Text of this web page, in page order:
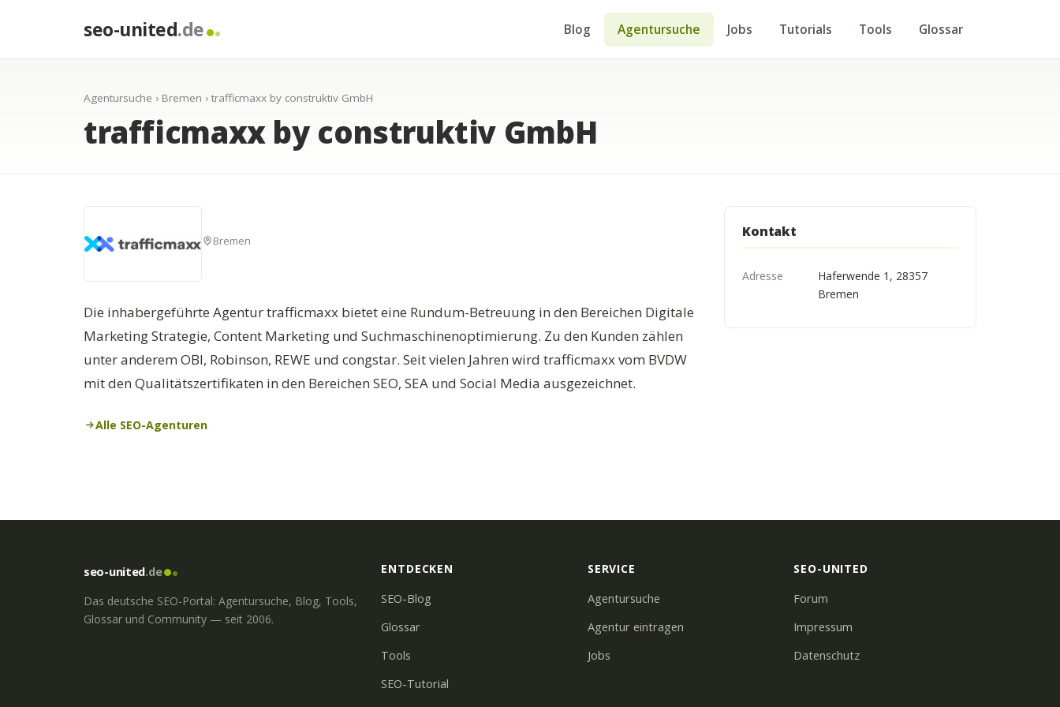
seo-united.de Blog Agentursuche Jobs Tutorials Tools Glossar
Agentursuche › Bremen › trafficmaxx by construktiv GmbH
trafficmaxx by construktiv GmbH
Bremen
Die inhabergeführte Agentur trafficmaxx bietet eine Rundum-Betreuung in den Bereichen Digitale
Marketing Strategie, Content Marketing und Suchmaschinenoptimierung. Zu den Kunden zählen
unter anderem OBI, Robinson, REWE und congstar. Seit vielen Jahren wird trafficmaxx vom BVDW
mit den Qualitätszertifikaten in den Bereichen SEO, SEA und Social Media ausgezeichnet.
Alle SEO-Agenturen
Kontakt
Adresse
Haferwende 1, 28357
Bremen
seo-united.de
Das deutsche SEO-Portal: Agentursuche, Blog, Tools,
Glossar und Community — seit 2006.
ENTDECKEN
SEO-Blog
Glossar
Tools
SEO-Tutorial
SERVICE
Agentursuche
Agentur eintragen
Jobs
SEO-UNITED
Forum
Impressum
Datenschutz